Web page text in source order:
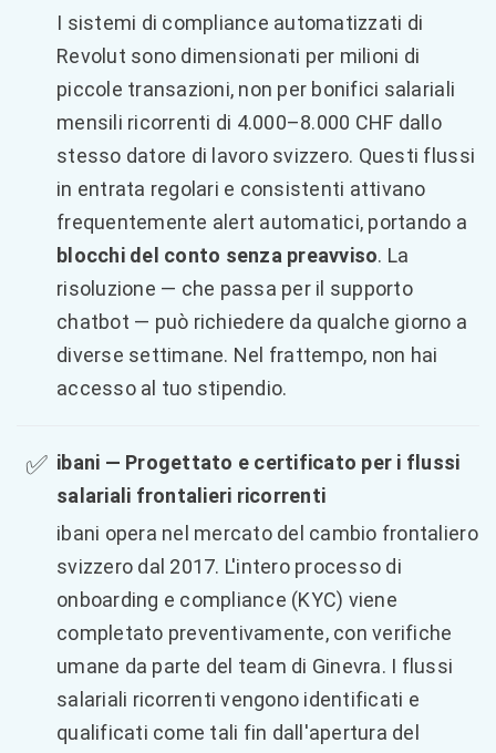
I sistemi di compliance automatizzati di
Revolut sono dimensionati per milioni di
piccole transazioni, non per bonifici salariali
mensili ricorrenti di 4.000–8.000 CHF dallo
stesso datore di lavoro svizzero. Questi flussi
in entrata regolari e consistenti attivano
frequentemente alert automatici, portando a
blocchi del conto senza preavviso. La
risoluzione — che passa per il supporto
chatbot — può richiedere da qualche giorno a
diverse settimane. Nel frattempo, non hai
accesso al tuo stipendio.
✅ ibani — Progettato e certificato per i flussi
salariali frontalieri ricorrenti
ibani opera nel mercato del cambio frontaliero
svizzero dal 2017. L'intero processo di
onboarding e compliance (KYC) viene
completato preventivamente, con verifiche
umane da parte del team di Ginevra. I flussi
salariali ricorrenti vengono identificati e
qualificati come tali fin dall'apertura del